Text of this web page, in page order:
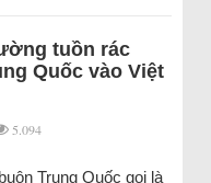
tuồn rác
Quốc vào Việt
5.094
Trung Quốc gọi là